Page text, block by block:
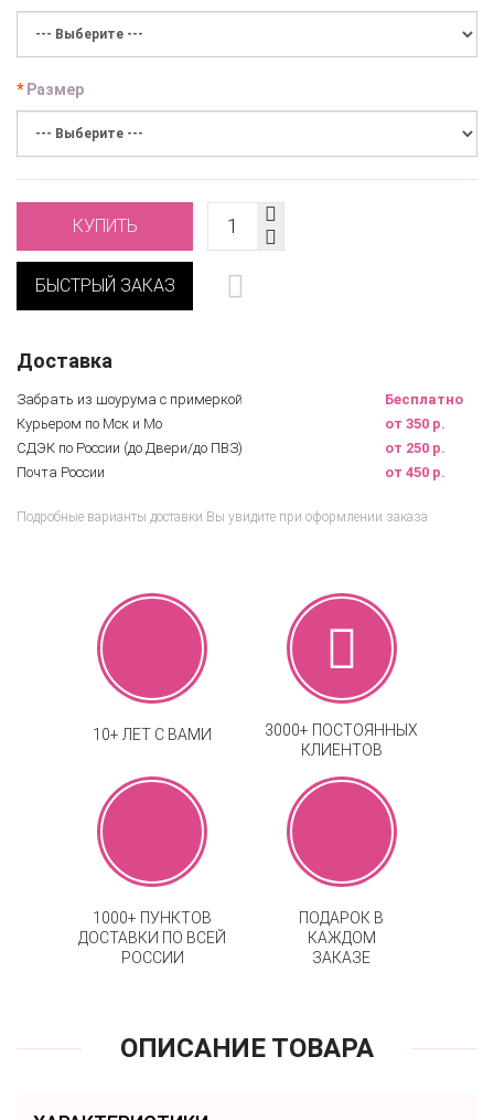
Размер
КУПИТЬ
БЫСТРЫЙ ЗАКАЗ
Доставка
Забрать из шоурума с примеркой
Бесплатно
Курьером по Мск и Мо
от 350 р.
СДЭК по России (до Двери/до ПВЗ)
от 250 р.
Почта России
от 450 р.
Подробные варианты доставки Вы увидите при оформлении заказа
10+ ЛЕТ С ВАМИ
3000+ ПОСТОЯННЫХ
КЛИЕНТОВ
1000+ ПУНКТОВ
ДОСТАВКИ ПО ВСЕЙ
РОССИИ
ПОДАРОК В
КАЖДОМ
ЗАКАЗЕ
ОПИСАНИЕ ТОВАРА